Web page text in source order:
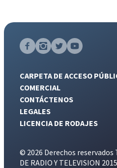
CARPETA DE ACCESO
COMERCIAL
CONTÁCTENOS
LEGALES
LICENCIA DE RODAJES
© 2026 Derechos reservados
DE RADIO Y TELEVISION 2015